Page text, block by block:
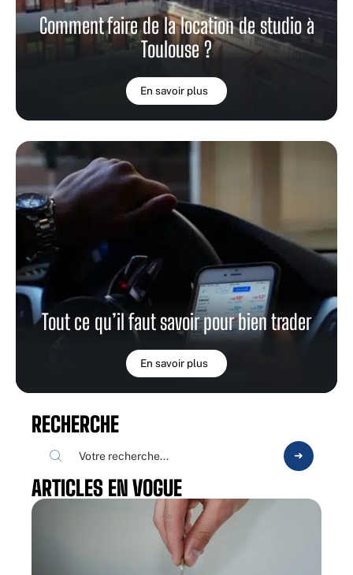
Comment faire de la location de studio à
Toulouse ?
En savoir plus
Tout ce qu’il faut savoir pour bien trader
En savoir plus
RECHERCHE
ARTICLES EN VOGUE